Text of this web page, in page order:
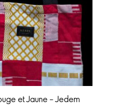
Ajouter au panier
et Jaune – Jedem